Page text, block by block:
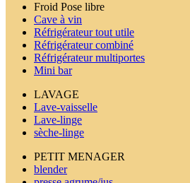
Froid Pose libre
Cave à vin
Réfrigérateur tout utile
Réfrigérateur combiné
Réfrigérateur multiportes
Mini bar
LAVAGE
Lave-vaisselle
Lave-linge
sèche-linge
PETIT MENAGER
blender